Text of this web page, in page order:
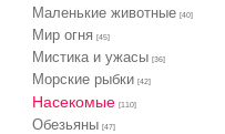
Маленькие животные [40]
Мир огня [45]
Мистика и ужасы [36]
Морские рыбки [42]
Насекомые [110]
Обезьяны [47]